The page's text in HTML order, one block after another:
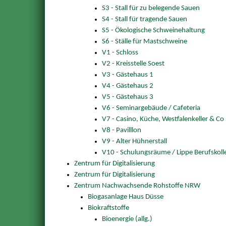
S3 - Stall für zu belegende Sauen
S4 - Stall für tragende Sauen
S5 - Ökologische Schweinehaltung
S6 - Ställe für Mastschweine
V1 - Schloss
V2 - Kreisstelle Soest
V3 - Gästehaus 1
V4 - Gästehaus 2
V5 - Gästehaus 3
V6 - Seminargebäude / Cafeteria
V7 - Casino, Küche, Westfalenkeller & Co
V8 - Pavilllon
V9 - Alter Hühnerstall
V10 - Schulungsräume / Lippe
Zentrum für Digitalisierung
Zentrum für Digitalisierung
Zentrum Nachwachsende Rohstoffe NRW
Biogasanlage Haus Düsse
Biokraftstoffe
Bioenergie (allg.)